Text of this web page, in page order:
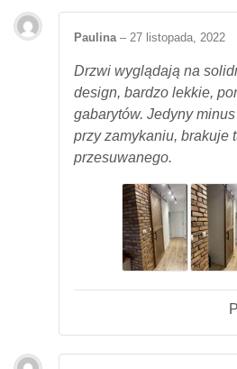
Paulina – 27 listopada, 2022
Drzwi wyglądają na
design, bardzo lekkie,
gabarytów. Jedyny minus
przy zamykaniu, brakuje
przesuwanego.